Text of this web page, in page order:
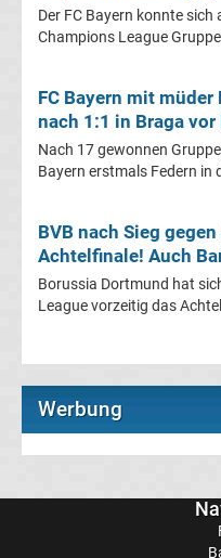
Transfergerüchte
Italien
Transfergerüchte
Top-
Aktuell
Bundesliga
Tabelle
Bundesliga
Der FC Bayern konnte
Champions League
FC Bayern mit
nach 1:1 in Braga vor
Nach 17 gewonnen
Bayern erstmals Federn in
BVB nach Sieg
Achtelfinale! Auch
Borussia Dortmund hat
League vorzeitig das
Werbung